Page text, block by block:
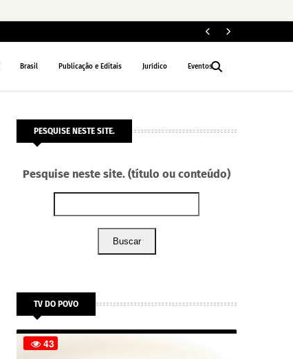
Brasil Publicação e Editais Jurídico Eventos
PESQUISE NESTE SITE.
Pesquise neste site. (título ou conteúdo)
Buscar
TV DO POVO